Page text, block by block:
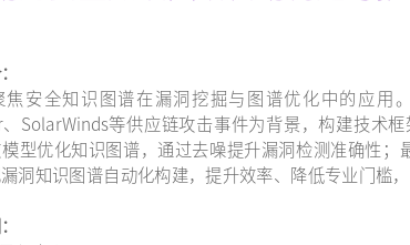
焦安全知识图谱在漏洞挖掘与图谱优化中的应用
、SolarWinds等供应链攻击事件为背景，构建技术
型优化知识图谱，通过去噪提升漏洞检测准确性
洞知识图谱自动化构建，提升效率、降低专业门槛